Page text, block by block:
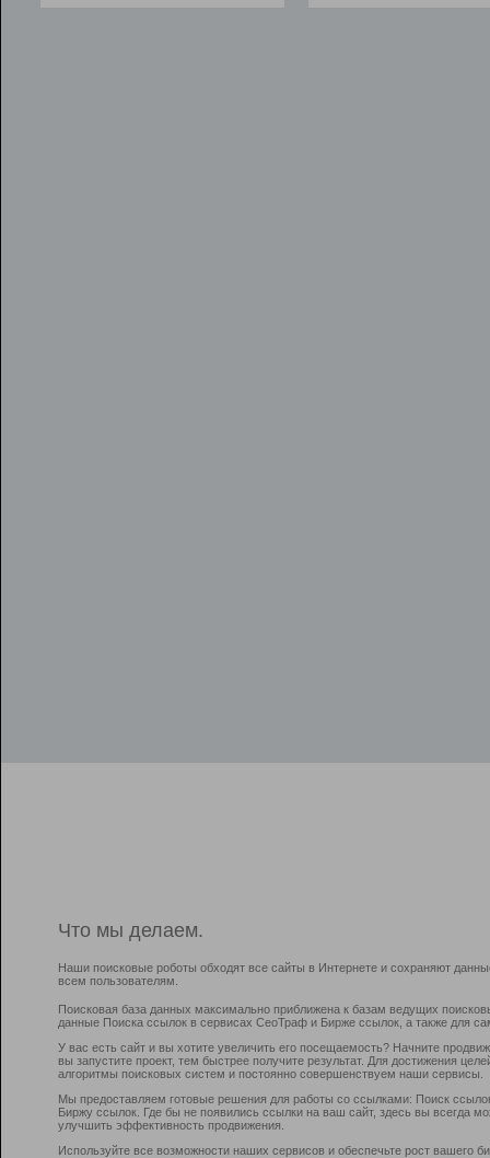
Что мы делаем.
Наши поисковые роботы обходят все сайты в Интернете и сохраняют
всем пользователям.
Поисковая база данных максимально приближена к базам ведущих
данные Поиска ссылок в сервисах СеоТраф и Бирже ссылок, а также для
У вас есть сайт и вы хотите увеличить его посещаемость? Начните
вы запустите проект, тем быстрее получите результат. Для достижения
алгоритмы поисковых систем и постоянно совершенствуем наши сервисы.
Мы предоставляем готовые решения для работы со ссылками: Поиск
Биржу ссылок. Где бы не появились ссылки на ваш сайт, здесь вы всегда
улучшить эффективность продвижения.
Используйте все возможности наших сервисов и обеспечьте рост вашего